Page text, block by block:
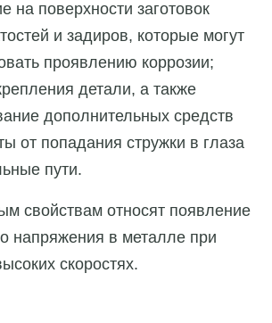
на поверхности заготовок
и задиров, которые могут
проявлению коррозии;
детали, а также
дополнительных средств
от попадания стружки в глаза
пути.
свойствам относят появление
напряжения в металле при
скоростях.